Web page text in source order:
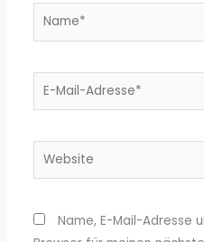
Name*
E-
Website
Name, E-Mail-Adresse